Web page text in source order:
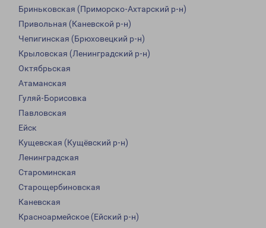
Бриньковская (Приморско-Ахтарский р-н)
Привольная (Каневской р-н)
Чепигинская (Брюховецкий р-н)
Крыловская (Ленинградский р-н)
Октябрьская
Атаманская
Гуляй-Борисовка
Павловская
Ейск
Кущевская (Кущёвский р-н)
Ленинградская
Староминская
Старощербиновская
Каневская
Красноармейское (Ейский р-н)